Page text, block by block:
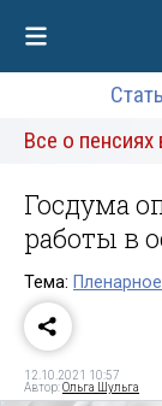
Все о пенсиях
Госдума
работы в
Тема:
12.10.2021 10:57
Автор:Ольга Шульга